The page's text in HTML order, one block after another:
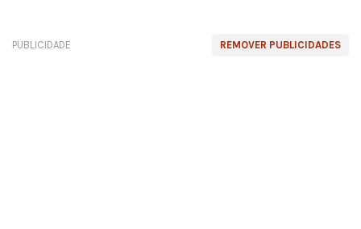
REMOVER PUBLICIDADES
PUBLICIDADE